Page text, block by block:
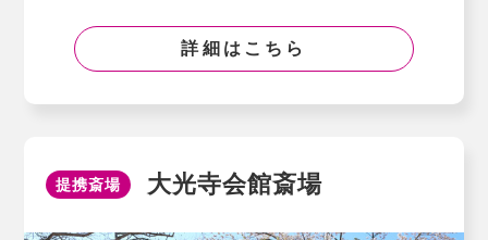
詳細はこちら
提携斎場 大光寺会館斎場